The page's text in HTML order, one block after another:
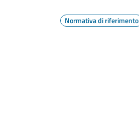
Normativa di riferimento